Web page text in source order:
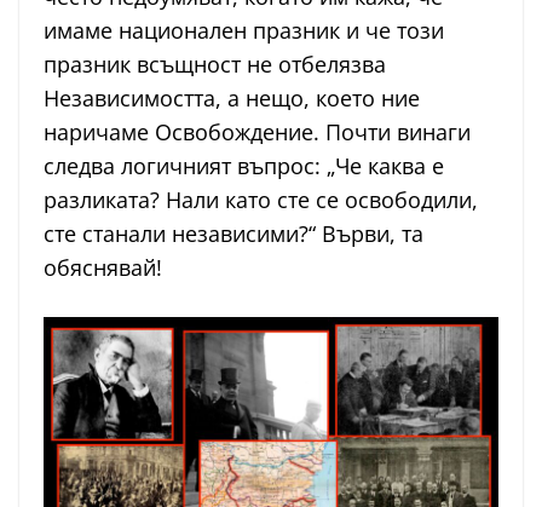
имаме национален празник и че този
празник всъщност не отбелязва
Независимостта, а нещо, което ние
наричаме Освобождение. Почти винаги
следва логичният въпрос: „Че каква е
разликата? Нали като сте се освободили,
сте станали независими?“ Върви, та
обяснявай!